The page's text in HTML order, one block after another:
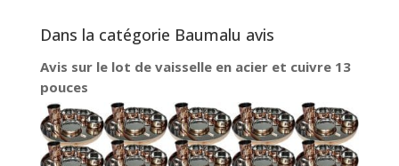
Dans la catégorie Baumalu avis
Avis sur le lot de vaisselle en acier et cuivre 13
pouces